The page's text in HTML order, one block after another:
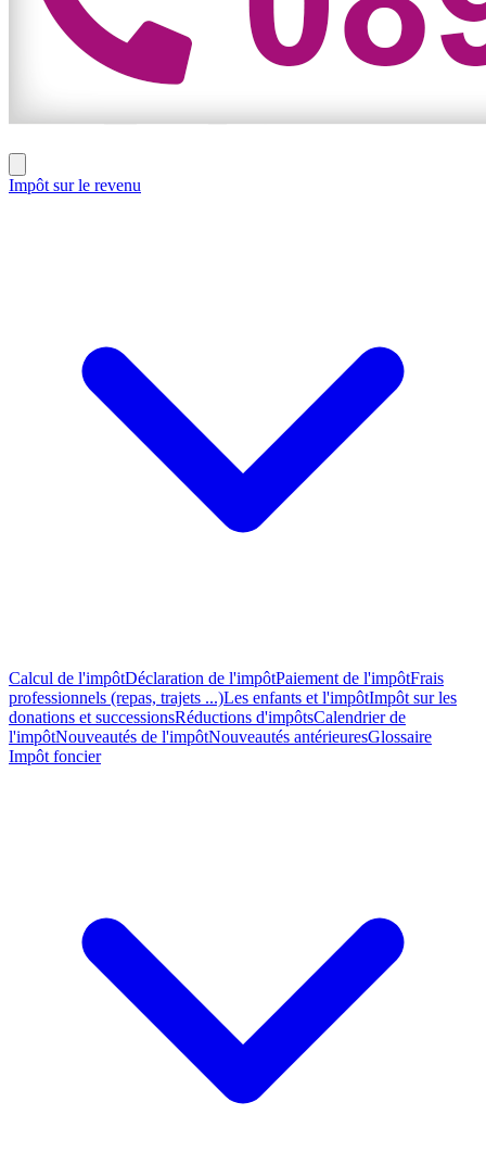
Impôt sur le revenu
Calcul de l'impôtDéclaration de l'impôtPaiement de l'impôtFrais
professionnels (repas, trajets ...)Les enfants et l'impôtImpôt sur les
donations et successionsRéductions d'impôtsCalendrier de
l'impôtNouveautés de l'impôtNouveautés antérieuresGlossaire
Impôt foncier